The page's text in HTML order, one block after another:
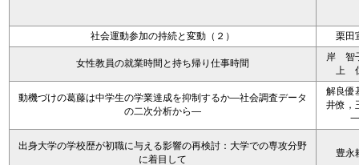
社会運動参加の持続と変動（２） 栗田
女性教員の就業時間と持ち帰り仕事時間
岸 智
上
動機づけの葛藤は中学生の学業達成を抑制するか―社会調査データ
の二次分析から―
解良優
井僚，
一
出身大学の学校歴が初職に与える影響の再検討：大学での専攻分野
に着目して
豊永